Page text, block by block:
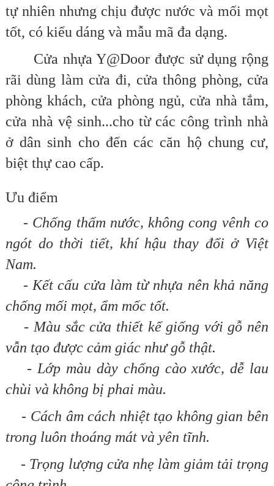
tự nhiên nhưng chịu được nước và mối mọt
tốt, có kiểu dáng và mẫu mã đa dạng.
Cửa nhựa Y@Door được sử dụng rộng
rãi dùng làm cửa đi, cửa thông phòng, cửa
phòng khách, cửa phòng ngủ, cửa nhà tắm,
cửa nhà vệ sinh...cho từ các công trình nhà
ở dân sinh cho đến các căn hộ chung cư,
biệt thự cao cấp.
Ưu điểm
- Chống thấm nước, không cong vênh co
ngót do thời tiết, khí hậu thay đổi ở Việt
Nam.
- Kết cấu cửa làm từ nhựa nên khả năng
chống mối mọt, ẩm mốc tốt.
- Màu sắc cửa thiết kế giống với gỗ nên
vẫn tạo được cảm giác như gỗ thật.
- Lớp màu dày chống cào xước, dễ lau
chùi và không bị phai màu.
- Cách âm cách nhiệt tạo không gian bên
trong luôn thoáng mát và yên tĩnh.
- Trọng lượng cửa nhẹ làm giảm tải trọng